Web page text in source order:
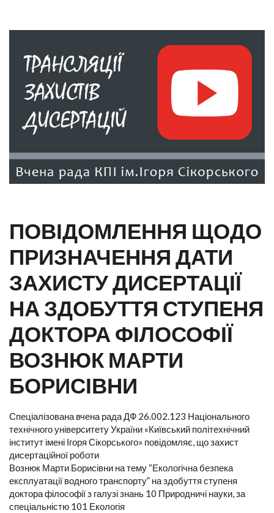
ПОВІДОМЛЕННЯ ЩОДО
ПРИЗНАЧЕННЯ ДАТИ
ЗАХИСТУ ДИСЕРТАЦІЇ
НА ЗДОБУТТЯ СТУПЕНЯ
ДОКТОРА ФІЛОСОФІЇ
ВОЗНЮК МАРТИ
БОРИСІВНИ
Спеціалізована вчена рада ДФ 26.002.123 Національного
технічного університету України «Київський політехнічний
інститут імені Ігоря Сікорського» повідомляє, що захист
дисертаційної роботи
Вознюк Марти Борисівни на тему “Екологічна безпека
експлуатації водного транспорту” на здобуття ступеня
доктора філософії з галузі знань 10 Природничі науки, за
спеціальністю 101 Екологія